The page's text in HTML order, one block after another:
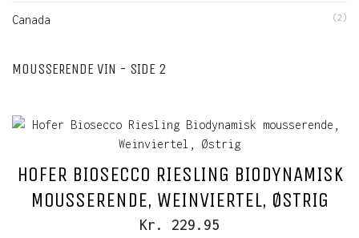
Canada (2)
MOUSSERENDE VIN - SIDE 2
HOFER BIOSECCO RIESLING BIODYNAMISK
MOUSSERENDE, WEINVIERTEL, ØSTRIG
Kr. 229.95